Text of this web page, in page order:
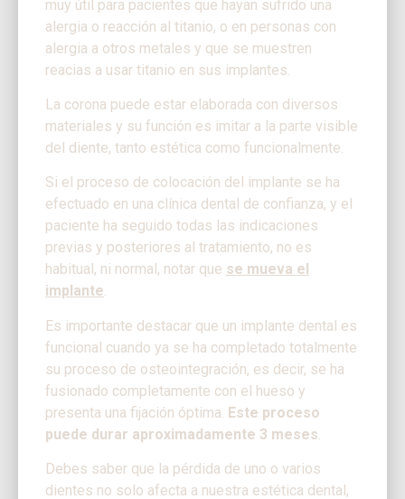
muy útil para pacientes que hayan sufrido una
alergia o reacción al titanio, o en personas con
alergia a otros metales y que se muestren
reacias a usar titanio en sus implantes.
La corona puede estar elaborada con diversos
materiales y su función es imitar a la parte visible
del diente, tanto estética como funcionalmente.
Si el proceso de colocación del implante se ha
efectuado en una clínica dental de confianza, y el
paciente ha seguido todas las indicaciones
previas y posteriores al tratamiento, no es
habitual, ni normal, notar que se mueva el
implante.
Es importante destacar que un implante dental es
funcional cuando ya se ha completado totalmente
su proceso de osteointegración, es decir, se ha
fusionado completamente con el hueso y
presenta una fijación óptima. Este proceso
puede durar aproximadamente 3 meses.
Debes saber que la pérdida de uno o varios
dientes no solo afecta a nuestra estética dental,